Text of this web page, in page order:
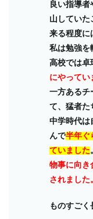
良い指導
山していた
来る程度に
私は勉強を
高校では卓
にやってい
一方あるチ
て、猛者た
中学時代は
んで半年ぐ
ていました
物事に向き
されました
ものすご